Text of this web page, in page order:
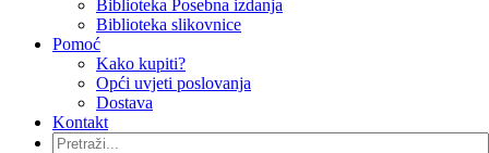
Biblioteka Posebna izdanja
Biblioteka slikovnice
Pomoć
Kako kupiti?
Opći uvjeti poslovanja
Dostava
Kontakt